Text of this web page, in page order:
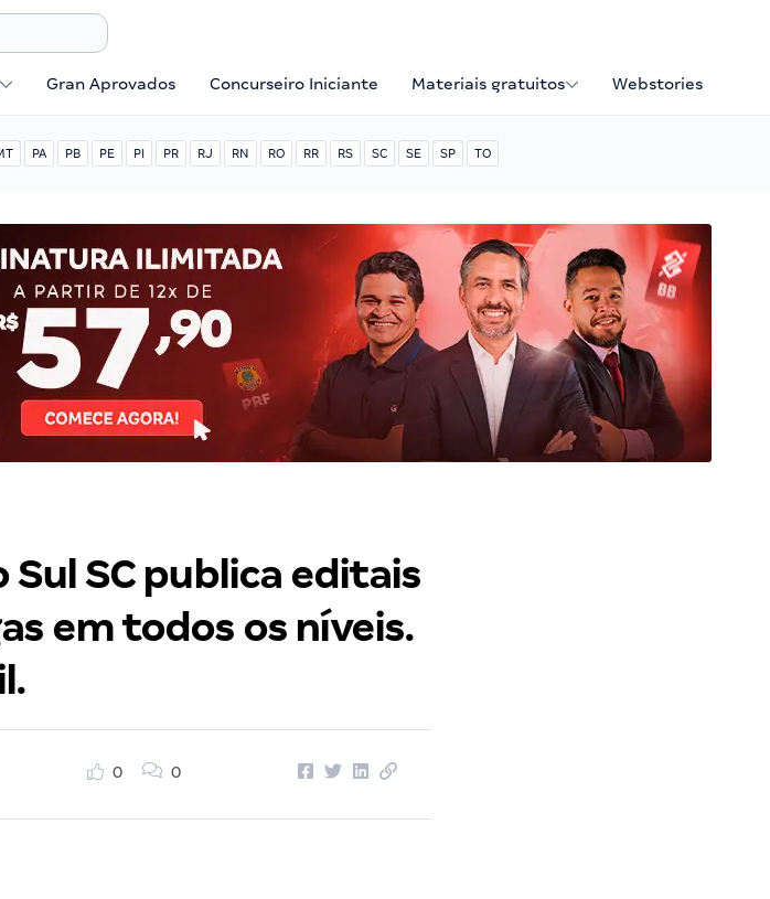
Gran Aprovados Concurseiro Iniciante Materiais gratuitos Webstories
PA PB PE PI PR RJ RN RO RR RS SC SE SP TO
SC publica editais
em todos os níveis.
0 0